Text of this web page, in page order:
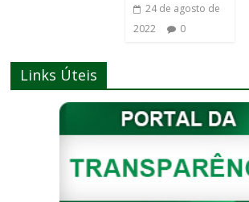
24 de agosto de
2022
0
Links Úteis